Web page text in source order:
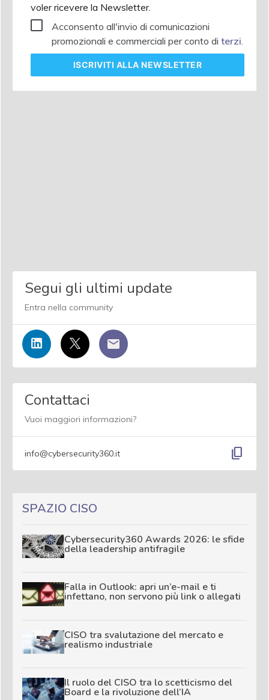
voler ricevere la Newsletter.
Acconsento all'invio di comunicazioni
promozionali e commerciali per conto di terzi
ISCRIVITI ALLA NEWSLETTER
Segui gli ultimi update
Entra nella community
Contattaci
Vuoi maggiori informazioni?
info@cybersecurity360.it content_copy
SPAZIO CISO
Cybersecurity360 Awards 2026: le sfide
della leadership antifragile
Falla in Outlook: apri un’e-mail e ti
infettano, non servono più link o allegati
CISO tra svalutazione del mercato e
realismo industriale
Il ruolo del CISO tra lo scetticismo del
Board e la rivoluzione dell’IA